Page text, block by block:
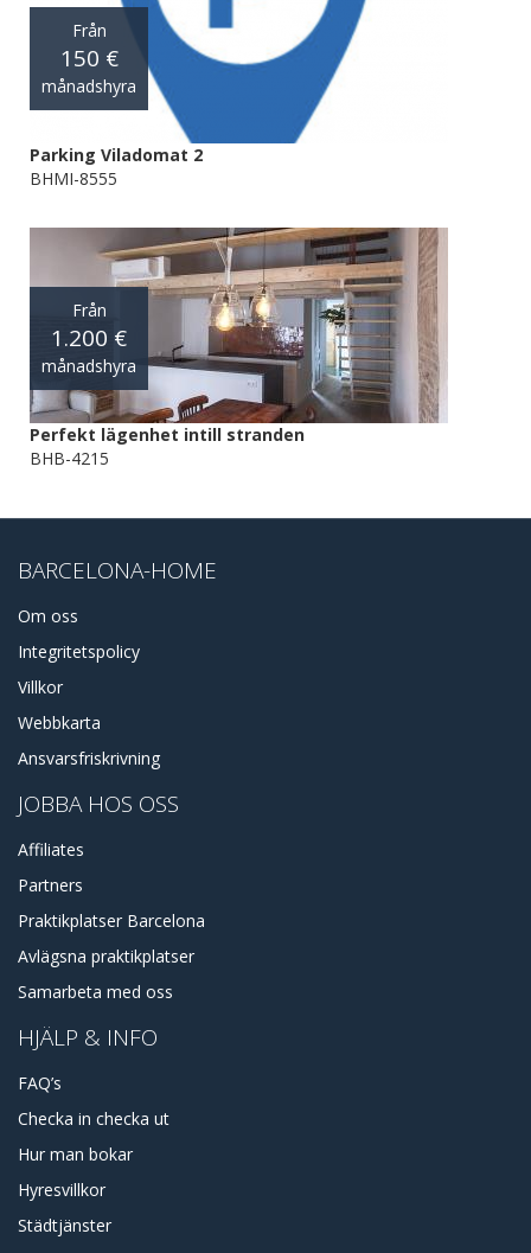
Från
150 €
månadshyra
Parking Viladomat 2
BHMI-8555
Från
1.200 €
månadshyra
Perfekt lägenhet intill stranden
BHB-4215
BARCELONA-HOME
Om oss
Integritetspolicy
Villkor
Webbkarta
Ansvarsfriskrivning
JOBBA HOS OSS
Affiliates
Partners
Praktikplatser Barcelona
Avlägsna praktikplatser
Samarbeta med oss
HJÄLP & INFO
FAQ’s
Checka in checka ut
Hur man bokar
Hyresvillkor
Städtjänster